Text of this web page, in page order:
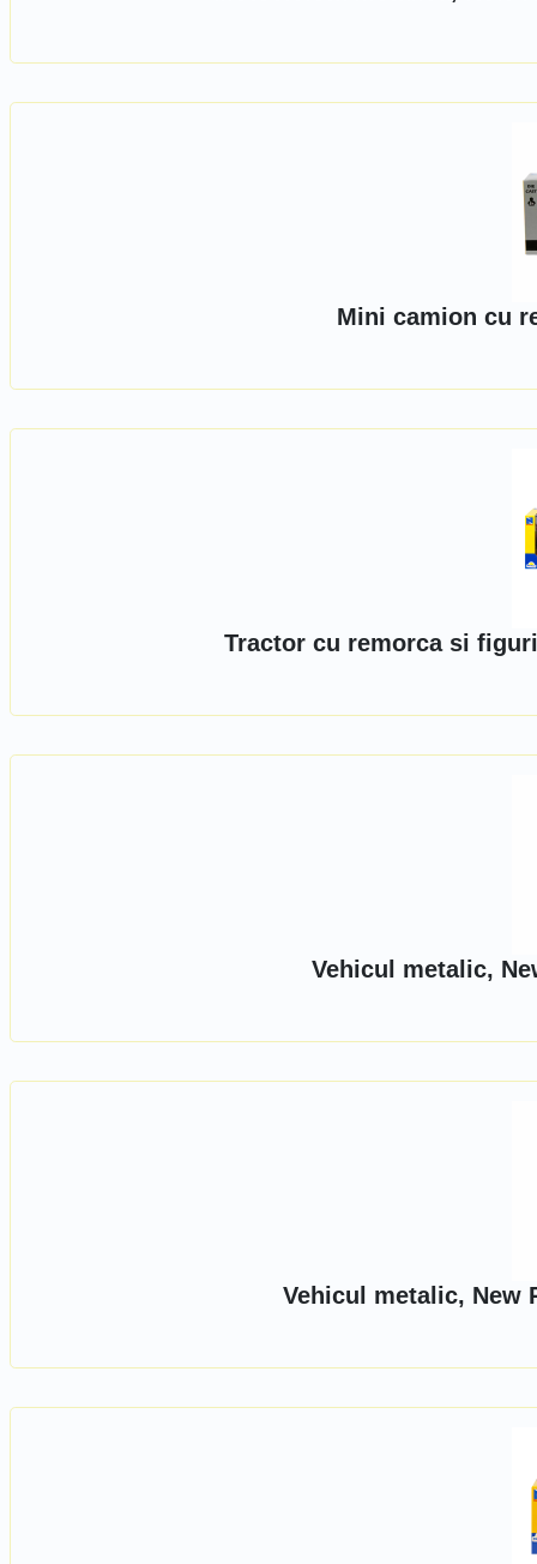
Mini camion cu
Tractor cu remorca si
Vehicul metalic,
Vehicul metalic, New